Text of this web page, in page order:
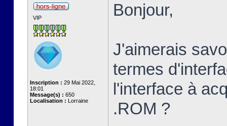
VIP
Inscription : 29 Mai 2022,
18:01
Message(s) : 650
Localisation : Lorraine
Bonjour,
J'aimerais
termes
l'interface à
.ROM ?